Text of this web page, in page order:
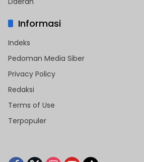
Informasi
Indeks
Pedoman Media Siber
Privacy Policy
Redaksi
Terms of Use
Terpopuler